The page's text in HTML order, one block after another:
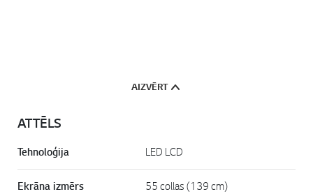
AIZVĒRT
ATTĒLS
Tehnoloģija LED LCD
Ekrāna izmērs 55 collas (139 cm)